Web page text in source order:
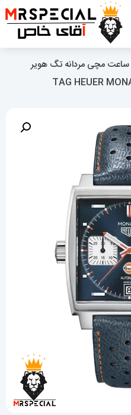
مچی مردانه تگ هویر